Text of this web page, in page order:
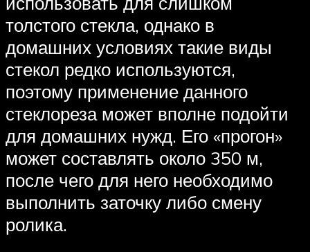
толстого стекла, однако в
домашних условиях такие виды
стекол редко используются,
поэтому применение данного
стеклореза может вполне подойти
для домашних нужд. Его «прогон»
может составлять около 350 м,
после чего для него необходимо
выполнить заточку либо смену
ролика.